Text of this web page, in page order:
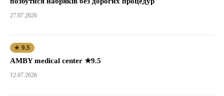
27.07.2026
★ 9.5
AMBY medical center ★9.5
12.07.2026